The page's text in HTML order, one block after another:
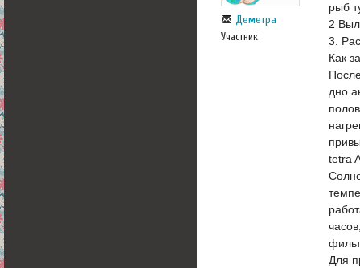
Деметра
Участник
рыб
2
3.
Как
дно
tetra
Для